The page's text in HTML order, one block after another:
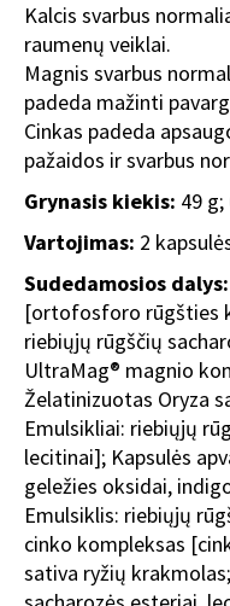
Kalcis svarbus
raumenų veiklai.
Magnis svarbus
padeda mažinti
Cinkas padeda
pažaidos ir svarbus
Grynasis kiekis: 49
Vartojimas: 2
Sudedamosios dalys:
[ortofosforo rūgšties
riebiųjų rūgščių
UltraMag® magnio
Želatinizuotas Oryza
Emulsikliai: riebiųjų
lecitinai]; Kapsulės
geležies oksidai,
Emulsiklis: riebiųjų
cinko kompleksas
sativa ryžių